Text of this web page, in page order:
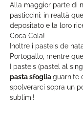
Alla maggior parte di
pasticcini; in realtà
depositato e la loro
Coca Cola!
Inoltre i pasteis de
Portogallo, mentre
I pasteis (pastel al
pasta sfogliaguarnite
spolverarci sopra un
sublimi!